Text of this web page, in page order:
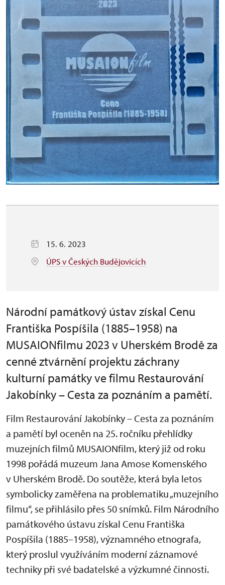
15. 6. 2023
ÚPS v Českých Budějovicích
Národní památkový ústav získal Cenu
Františka Pospíšila (1885–1958) na
MUSAIONfilmu 2023 v Uherském Brodě za
cenné ztvárnění projektu záchrany
kulturní památky ve filmu Restaurování
Jakobínky – Cesta za poznáním a pamětí.
Film Restaurování Jakobínky – Cesta za poznáním
a pamětí byl oceněn na 25. ročníku přehlídky
muzejních filmů MUSAIONfilm, který již od roku
1998 pořádá muzeum Jana Amose Komenského
v Uherském Brodě. Do soutěže, která byla letos
symbolicky zaměřena na problematiku „muzejního
filmu“, se přihlásilo přes 50 snímků. Film Národního
památkového ústavu získal Cenu Františka
Pospíšila (1885–1958), významného etnografa,
který proslul využíváním moderní záznamové
techniky při své badatelské a výzkumné činnosti.